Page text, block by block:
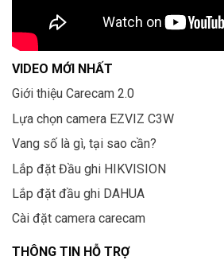
VIDEO MỚI NHẤT
Giới thiệu Carecam 2.0
Lựa chọn camera EZVIZ C3W
Vang số là gì, tại sao cần?
Lắp đặt Đầu ghi HIKVISION
Lắp đặt đầu ghi DAHUA
Cài đặt camera carecam
THÔNG TIN HỖ TRỢ